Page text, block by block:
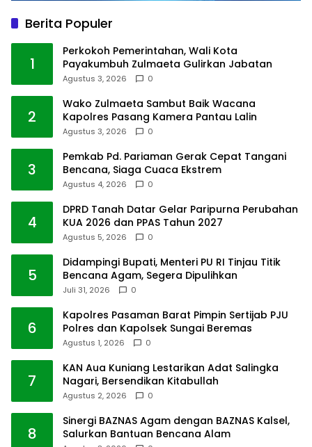
Berita Populer
1
Perkokoh Pemerintahan, Wali Kota
Payakumbuh Zulmaeta Gulirkan Jabatan
Agustus 3, 2026 0
2
Wako Zulmaeta Sambut Baik Wacana
Kapolres Pasang Kamera Pantau Lalin
Agustus 3, 2026 0
3
Pemkab Pd. Pariaman Gerak Cepat Tangani
Bencana, Siaga Cuaca Ekstrem
Agustus 4, 2026 0
4
DPRD Tanah Datar Gelar Paripurna Perubahan
KUA 2026 dan PPAS Tahun 2027
Agustus 5, 2026 0
5
Didampingi Bupati, Menteri PU RI Tinjau Titik
Bencana Agam, Segera Dipulihkan
Juli 31, 2026 0
6
Kapolres Pasaman Barat Pimpin Sertijab PJU
Polres dan Kapolsek Sungai Beremas
Agustus 1, 2026 0
7
KAN Aua Kuniang Lestarikan Adat Salingka
Nagari, Bersendikan Kitabullah
Agustus 2, 2026 0
8
Sinergi BAZNAS Agam dengan BAZNAS Kalsel,
Salurkan Bantuan Bencana Alam